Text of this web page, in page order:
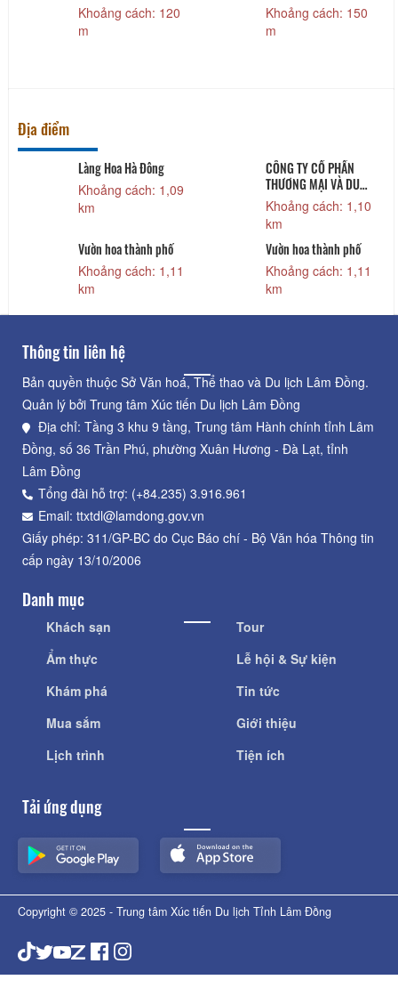
Khoảng cách: 120
m
Khoảng cách: 150
m
Địa điểm
Làng Hoa Hà Đông
Khoảng cách: 1,09
km
CÔNG TY CỔ PHẦN
THƯƠNG MẠI VÀ DU
LỊCH TGROUP
Khoảng cách: 1,10
km
Vườn hoa thành phố
Khoảng cách: 1,11
km
Vườn hoa thành phố
Khoảng cách: 1,11
km
Thông tin liên hệ
Bản quyền thuộc Sở Văn hoá, Thể thao và Du lịch Lâm Đồng.
Quản lý bởi Trung tâm Xúc tiến Du lịch Lâm Đồng
Địa chỉ: Tầng 3 khu 9 tầng, Trung tâm Hành chính tỉnh Lâm
Đồng, số 36 Trần Phú, phường Xuân Hương - Đà Lạt, tỉnh
Lâm Đồng
Tổng đài hỗ trợ: (+84.235) 3.916.961
Email: ttxtdl@lamdong.gov.vn
Giấy phép: 311/GP-BC do Cục Báo chí - Bộ Văn hóa Thông tin
cấp ngày 13/10/2006
Danh mục
Khách sạn
Ẩm thực
Khám phá
Mua sắm
Lịch trình
Tour
Lễ hội & Sự kiện
Tin tức
Giới thiệu
Tiện ích
Tải ứng dụng
Copyright © 2025 - Trung tâm Xúc tiến Du lịch Tỉnh Lâm Đồng